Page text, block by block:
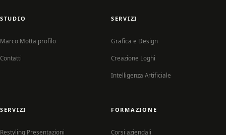
STUDIO
Marco Motta profilo
Contatti
SERVIZI
Grafica e Design
Creazione Loghi
Intelligenza Artificiale
SERVIZI
Restyling Presentazioni
FORMAZIONE
Corsi aziendali